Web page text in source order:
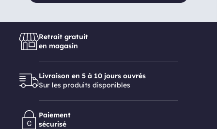
Retrait gratuit
en magasin
Livraison en 5 à 10 jours ouvrés
Sur les produits disponibles
Paiement
sécurisé